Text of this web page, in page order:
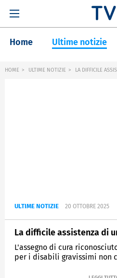
Home Ultime notizie
HOME ULTIME NOTIZIE LA DIFFICILE
ULTIME NOTIZIE 20 OTTOBRE 2025
La difficile assistenza di
L'assegno di cura
per i disabili gravissimi non